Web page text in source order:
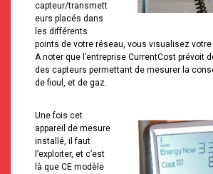
capteur/transmett
eurs placés dans
les différents
points de votre réseau, vous visualisez
A noter que l’entreprise CurrentCost prévoit
des capteurs permettant de mesurer la
de fioul, et de gaz.
Une fois cet
appareil de mesure
installé, il faut
l’exploiter, et c’est
là que CE modèle